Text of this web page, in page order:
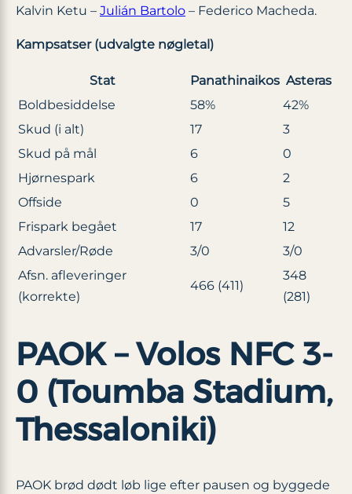
Kalvin Ketu – Julián Bartolo – Federico Macheda.
Kampsatser (udvalgte nøgletal)
Stat Panathinaikos Asteras
Boldbesiddelse
58%
42%
Skud (i alt)
17
3
Skud på mål
6
0
Hjørnespark
6
2
Offside
0
5
Frispark begået
17
12
Advarsler/Røde
3/0
3/0
Afsn. afleveringer
(korrekte)
466 (411)
348
(281)
PAOK – Volos NFC 3-
0 (Toumba Stadium,
Thessaloniki)
PAOK brød dødt løb lige efter pausen og byggede